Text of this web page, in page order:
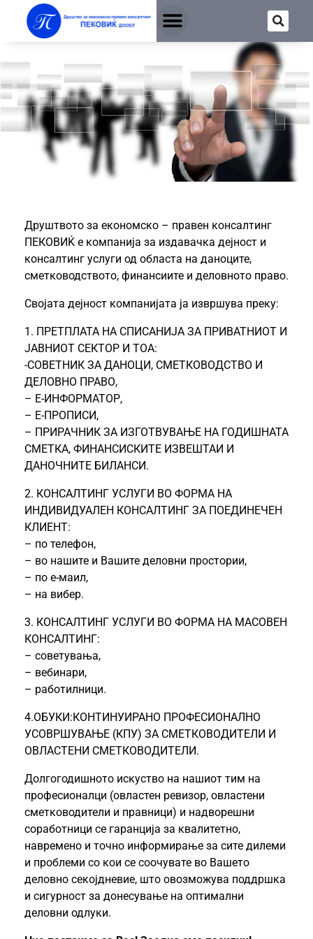
Компанијата
Друштвото за економско – правен консалтинг
ПЕКОВИЌ е компанија за издавачка дејност и
консалтинг услуги од областа на даноците,
сметководството, финансиите и деловното право.
Својата дејност компанијата ја извршува преку:
1. ПРЕТПЛАТА НА СПИСАНИЈА ЗА ПРИВАТНИОТ И
ЈАВНИОТ СЕКТОР И ТОА:
-СОВЕТНИК ЗА ДАНОЦИ, СМЕТКОВОДСТВО И
ДЕЛОВНО ПРАВО,
– Е-ИНФОРМАТОР,
– Е-ПРОПИСИ,
– ПРИРАЧНИК ЗА ИЗГОТВУВАЊЕ НА ГОДИШНАТА
СМЕТКА, ФИНАНСИСКИТЕ ИЗВЕШТАИ И
ДАНОЧНИТЕ БИЛАНСИ.
2. КОНСАЛТИНГ УСЛУГИ ВО ФОРМА НА
ИНДИВИДУАЛЕН КОНСАЛТИНГ ЗА ПОЕДИНЕЧЕН
КЛИЕНТ:
– по телефон,
– во нашите и Вашите деловни простории,
– по е-маил,
– на вибер.
3. КОНСАЛТИНГ УСЛУГИ ВО ФОРМА НА МАСОВЕН
КОНСАЛТИНГ:
– советувања,
– вебинари,
– работилници.
4.ОБУКИ:КОНТИНУИРАНО ПРОФЕСИОНАЛНО
УСОВРШУВАЊЕ (КПУ) ЗА СМЕТКОВОДИТЕЛИ И
ОВЛАСТЕНИ СМЕТКОВОДИТЕЛИ.
Долгогодишното искуство на нашиот тим на
професионалци (овластен ревизор, овластени
сметководители и правници) и надворешни
соработници се гаранција за квалитетно,
навремено и точно информирање за сите дилеми
и проблеми со кои се соочувате во Вашето
деловно секојдневие, што овозможува поддршка
и сигурност за донесување на оптимални
деловни одлуки.